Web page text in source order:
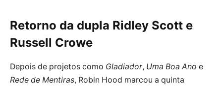
Retorno da dupla Ridley Scott e
Russell Crowe
Depois de projetos como Gladiador, Uma Boa Ano e
Rede de Mentiras, Robin Hood marcou a quinta